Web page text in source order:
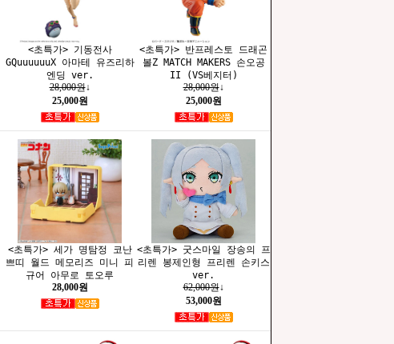
<초특가> 기동전사
GQuuuuuuX 아마테 유즈리하
엔딩 ver.
28,000원↓
25,000원
<초특가> 반프레스토 드래곤
볼Z MATCH MAKERS 손오공
II (VS베지터)
28,000원↓
25,000원
<초특가> 세가 명탐정 코난
쁘띠 월드 메모리즈 미니 피
규어 아무로 토오루
28,000원
<초특가> 굿스마일 장송의 프
리렌 봉제인형 프리렌 손키스
ver.
62,000원↓
53,000원